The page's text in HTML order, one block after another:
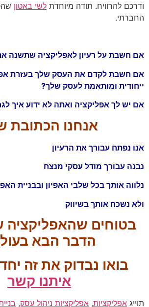
ודרכם להרוויח. תודה מיוחדת לשי באטון
החברתי.
אם חשבת על רעיון לאפליקציה שתשנה
אם חשבת לקדם את העסק שלך בעזרת
ייחודית ומותאמת לעסק שלך?
אם יש לך אפליקציה ואתה לא ידוע איך
אנחנו הכתובת
אנו נפתח עבורך את הרעיון
נבנה עבורך מודל עסקי מנצח
נלווה אותך בכל שלבי האפיון ובבניית
ולא נשכח אותך בשיווק
בטוחים שהאפליקציה
הדבר הבא
בואו נבדוק את זה
איתנו קשר
תוייג אפליקציות, אפליקציות ניהול עסק,